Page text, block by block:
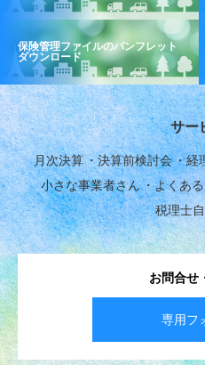
保険管理ファイルのパンフレット
ダウンロード
サー
月次決算 決算前検討会 経
小さな事業者さん
よくあ
税理士
お問合せ
専用フ